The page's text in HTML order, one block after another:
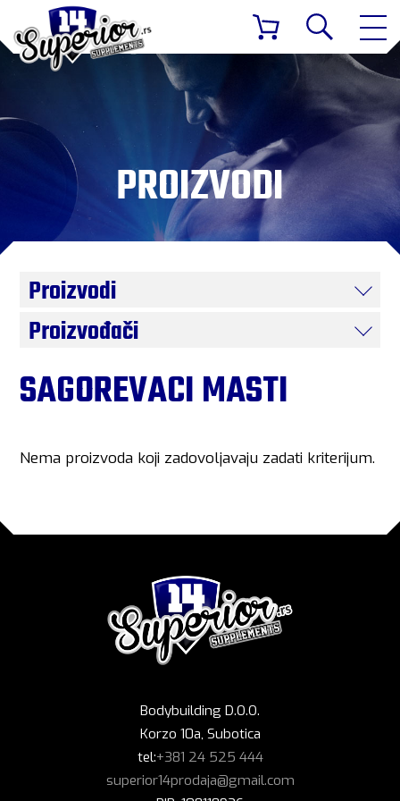
PROIZVODI
Proizvodi
Proizvođači
SAGOREVACI MASTI
Nema proizvoda koji zadovoljavaju zadati kriterijum.
Bodybuilding D.O.O.
Korzo 10a, Subotica
tel:+381 24 525 444
superior14prodaja@gmail.com